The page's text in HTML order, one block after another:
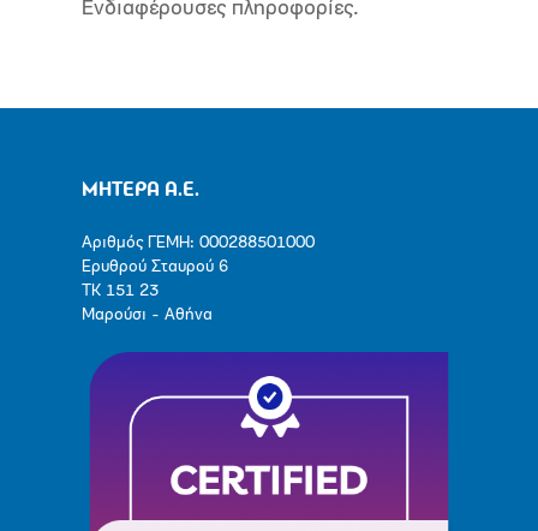
Ενδιαφέρουσες πληροφορίες.
ΜΗΤΕΡΑ Α.Ε.
Αριθμός ΓΕΜΗ: 000288501000
Ερυθρού Σταυρού 6
ΤΚ 151 23
Μαρούσι - Αθήνα